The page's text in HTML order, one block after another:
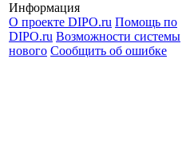
Информация
О проекте DIPO.ru Помощь по
DIPO.ru Возможности системы
нового Сообщить об ошибке